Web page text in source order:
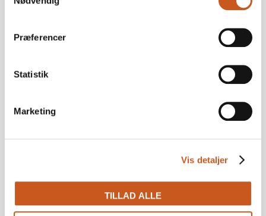
Præferencer
Statistik
Marketing
Vis detaljer
TILLAD ALLE